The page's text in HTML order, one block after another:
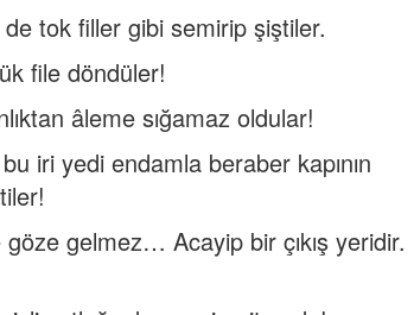
tok filler gibi semirip şiştiler.
file döndüler!
âleme sığamaz oldular!
iri yedi endamla beraber kapının
gelmez… Acayip bir çıkış yeridir.